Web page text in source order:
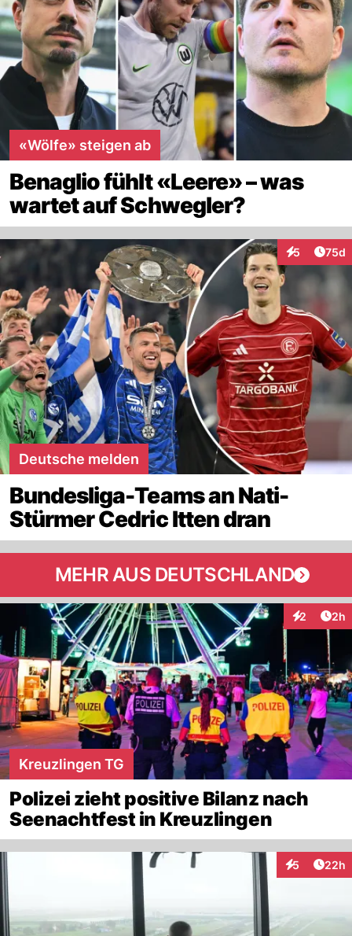
«Wölfe» steigen ab
Benaglio fühlt «Leere» – was
wartet auf Schwegler?
5
Interaktionen
75d
Deutsche melden
Bundesliga-Teams an Nati-
Stürmer Cedric Itten dran
MEHR AUS DEUTSCHLAND
2 2h
Kreuzlingen TG
Polizei zieht positive Bilanz nach
Seenachtfest in Kreuzlingen
5
Interaktionen
22h